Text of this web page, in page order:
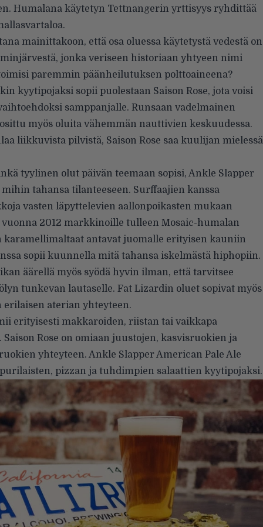
Humalana käytetyn Tettnangerin yrttisyys ryhdittää
mainittakoon, että osa oluessa käytetystä vedestä on
jonka veriseen historiaan yhtyeen nimi
paremmin päänheilutuksen polttoaineena?
kyytipojaksi sopii puolestaan Saison Rose, jota voisi
samppanjalle. Runsaan vadelmainen
myös oluita vähemmän nauttivien keskuudessa.
liikkuvista pilvistä, Saison Rose saa kuulijan mielessä
tyylinen olut päivän teemaan sopisi, Ankle Slapper
tahansa tilanteeseen. Surffaajien kanssa
vasten läpyttelevien aallonpoikasten mukaan
2012 markkinoille tulleen Mosaic-humalan
karamellimaltaat antavat juomalle erityisen kauniin
sopii kuunnella mitä tahansa iskelmästä hiphopiin.
äärellä myös syödä hyvin ilman, että tarvitsee
tunkevan lautaselle. Fat Lizardin oluet sopivat myös
aterian yhteyteen.
erityisesti makkaroiden, riistan tai vaikkapa
Rose on omiaan juustojen, kasvisruokien ja
yhteyteen. Ankle Slapper American Pale Ale
pizzan ja tuhdimpien salaattien kyytipojaksi.